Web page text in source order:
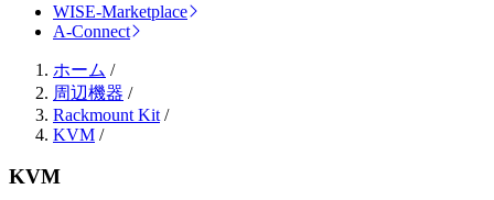
WISE-Marketplace
A-Connect
ホーム /
周辺機器 /
Rackmount Kit /
KVM /
KVM